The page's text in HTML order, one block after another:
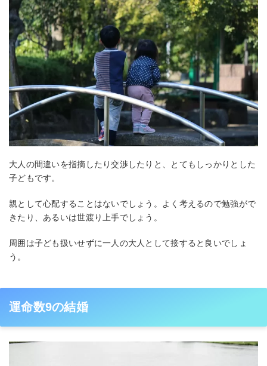
大人の間違いを指摘したり交渉したりと、とてもしっかりとした
子どもです。
親として心配することはないでしょう。よく考えるので勉強がで
きたり、あるいは世渡り上手でしょう。
周囲は子ども扱いせずに一人の大人として接すると良いでしょ
う。
運命数9の結婚